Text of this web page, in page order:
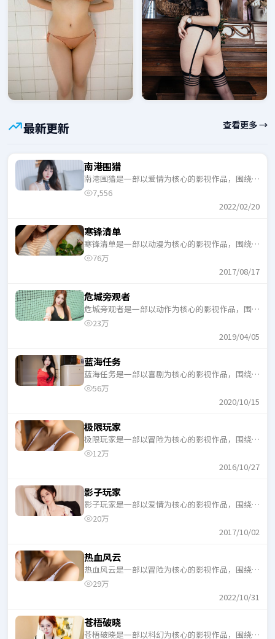
最新更新 查看更多 →
南港围猎
南港围猎是一部以爱情为核心的影视作品，围绕危
机、反转与人物成长展开，整体节奏紧凑，适合一
7,556
2022/02/20
寒锋清单
寒锋清单是一部以动漫为核心的影视作品，围绕危
机、反转与人物成长展开，整体节奏紧凑，适合一
76万
2017/08/17
危城旁观者
危城旁观者是一部以动作为核心的影视作品，围绕
危机、反转与人物成长展开，整体节奏紧凑，适合
23万
2019/04/05
蓝海任务
蓝海任务是一部以喜剧为核心的影视作品，围绕危
机、反转与人物成长展开，整体节奏紧凑，适合一
56万
2020/10/15
极限玩家
极限玩家是一部以冒险为核心的影视作品，围绕危
机、反转与人物成长展开，整体节奏紧凑，适合一
12万
2016/10/27
影子玩家
影子玩家是一部以爱情为核心的影视作品，围绕危
机、反转与人物成长展开，整体节奏紧凑，适合一
20万
2017/10/02
热血风云
热血风云是一部以冒险为核心的影视作品，围绕危
机、反转与人物成长展开，整体节奏紧凑，适合一
29万
2022/10/31
苍梧破晓
苍梧破晓是一部以科幻为核心的影视作品，围绕危